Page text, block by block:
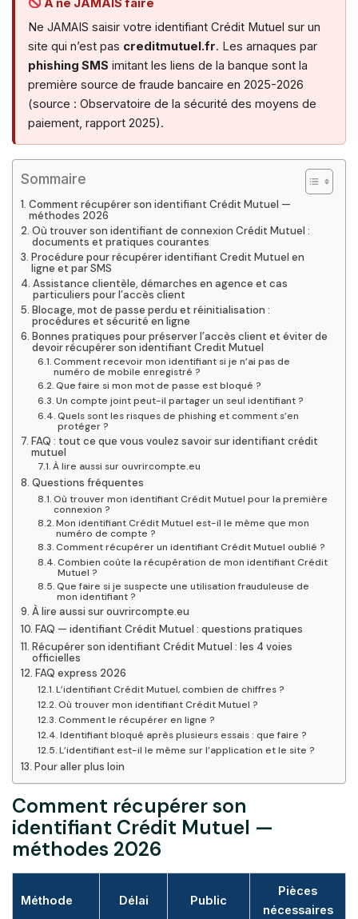
À ne JAMAIS faire
Ne JAMAIS saisir votre identifiant Crédit Mutuel sur un
site qui n’est pas creditmutuel.fr. Les arnaques par
phishing SMS imitant les liens de la banque sont la
première source de fraude bancaire en 2025-2026
(source : Observatoire de la sécurité des moyens de
paiement, rapport 2025).
Sommaire
Comment récupérer son identifiant Crédit Mutuel —
méthodes 2026
Où trouver son identifiant de connexion Crédit Mutuel :
documents et pratiques courantes
Procédure pour récupérer identifiant Credit Mutuel en
ligne et par SMS
Assistance clientèle, démarches en agence et cas
particuliers pour l’accès client
Blocage, mot de passe perdu et réinitialisation :
procédures et sécurité en ligne
Bonnes pratiques pour préserver l’accès client et éviter de
devoir récupérer son identifiant Credit Mutuel
Comment recevoir mon identifiant si je n’ai pas de
numéro de mobile enregistré ?
Que faire si mon mot de passe est bloqué ?
Un compte joint peut-il partager un seul identifiant ?
Quels sont les risques de phishing et comment s’en
protéger ?
FAQ : tout ce que vous voulez savoir sur identifiant crédit
mutuel
À lire aussi sur ouvrircompte.eu
Questions fréquentes
Où trouver mon identifiant Crédit Mutuel pour la première
connexion ?
Mon identifiant Crédit Mutuel est-il le même que mon
numéro de compte ?
Comment récupérer un identifiant Crédit Mutuel oublié ?
Combien coûte la récupération de mon identifiant Crédit
Mutuel ?
Que faire si je suspecte une utilisation frauduleuse de
mon identifiant ?
À lire aussi sur ouvrircompte.eu
FAQ — identifiant Crédit Mutuel : questions pratiques
Récupérer son identifiant Crédit Mutuel : les 4 voies
officielles
FAQ express 2026
L’identifiant Crédit Mutuel, combien de chiffres ?
Où trouver mon identifiant Crédit Mutuel ?
Comment le récupérer en ligne ?
Identifiant bloqué après plusieurs essais : que faire ?
L’identifiant est-il le même sur l’application et le site ?
Pour aller plus loin
Comment récupérer son
identifiant Crédit Mutuel —
méthodes 2026
Méthode Délai Public
Pièces
nécessaires